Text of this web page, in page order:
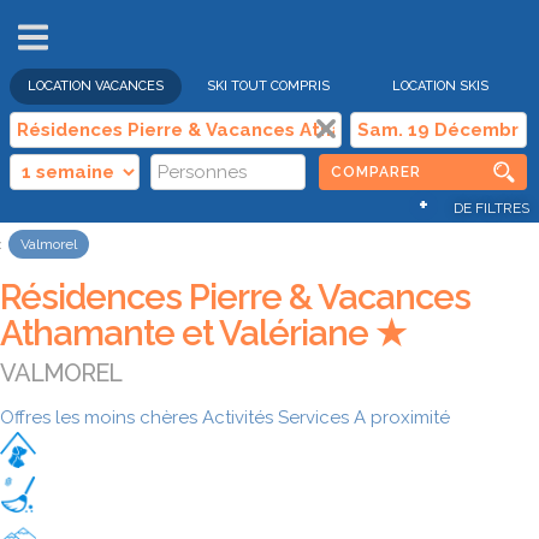
LOCATION VACANCES SKI TOUT COMPRIS LOCATION SKIS
COMPARER
+ DE FILTRES
Valmorel
Résidences Pierre & Vacances
Athamante et Valériane ★
VALMOREL
Offres les moins chères Activités Services A proximité